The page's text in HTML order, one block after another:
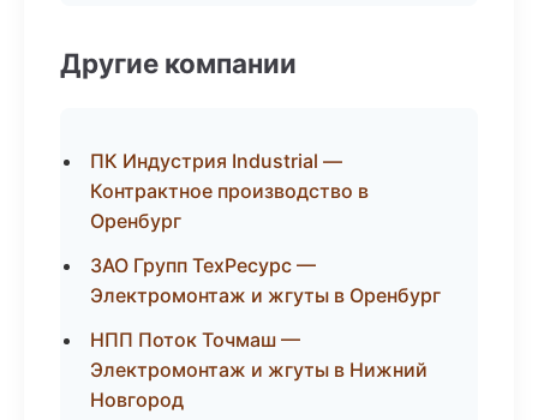
Другие компании
ПК Индустрия Industrial —
Контрактное производство в
Оренбург
ЗАО Групп ТехРесурс —
Электромонтаж и жгуты в Оренбург
НПП Поток Точмаш —
Электромонтаж и жгуты в Нижний
Новгород